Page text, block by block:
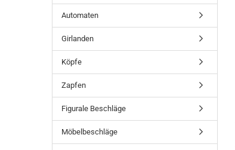
Automaten
Girlanden
Köpfe
Zapfen
Figurale Beschläge
Möbelbeschläge